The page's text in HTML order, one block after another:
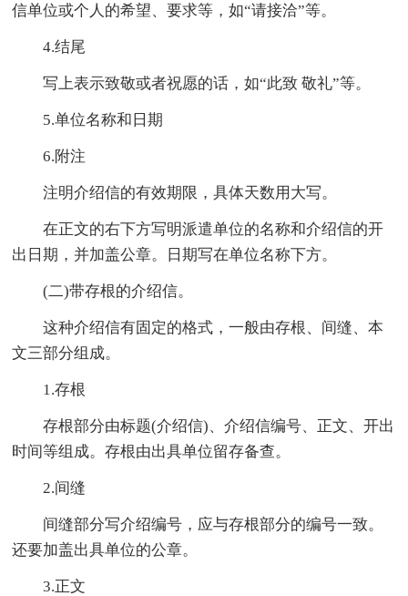
信单位或个人的希望、要求等，如“请接洽”等。
4.结尾
写上表示致敬或者祝愿的话，如“此致 敬礼”等。
5.单位名称和日期
6.附注
注明介绍信的有效期限，具体天数用大写。
在正文的右下方写明派遣单位的名称和介绍信的开
出日期，并加盖公章。日期写在单位名称下方。
(二)带存根的介绍信。
这种介绍信有固定的格式，一般由存根、间缝、本
文三部分组成。
1.存根
存根部分由标题(介绍信)、介绍信编号、正文、开出
时间等组成。存根由出具单位留存备查。
2.间缝
间缝部分写介绍编号，应与存根部分的编号一致。
还要加盖出具单位的公章。
3.正文